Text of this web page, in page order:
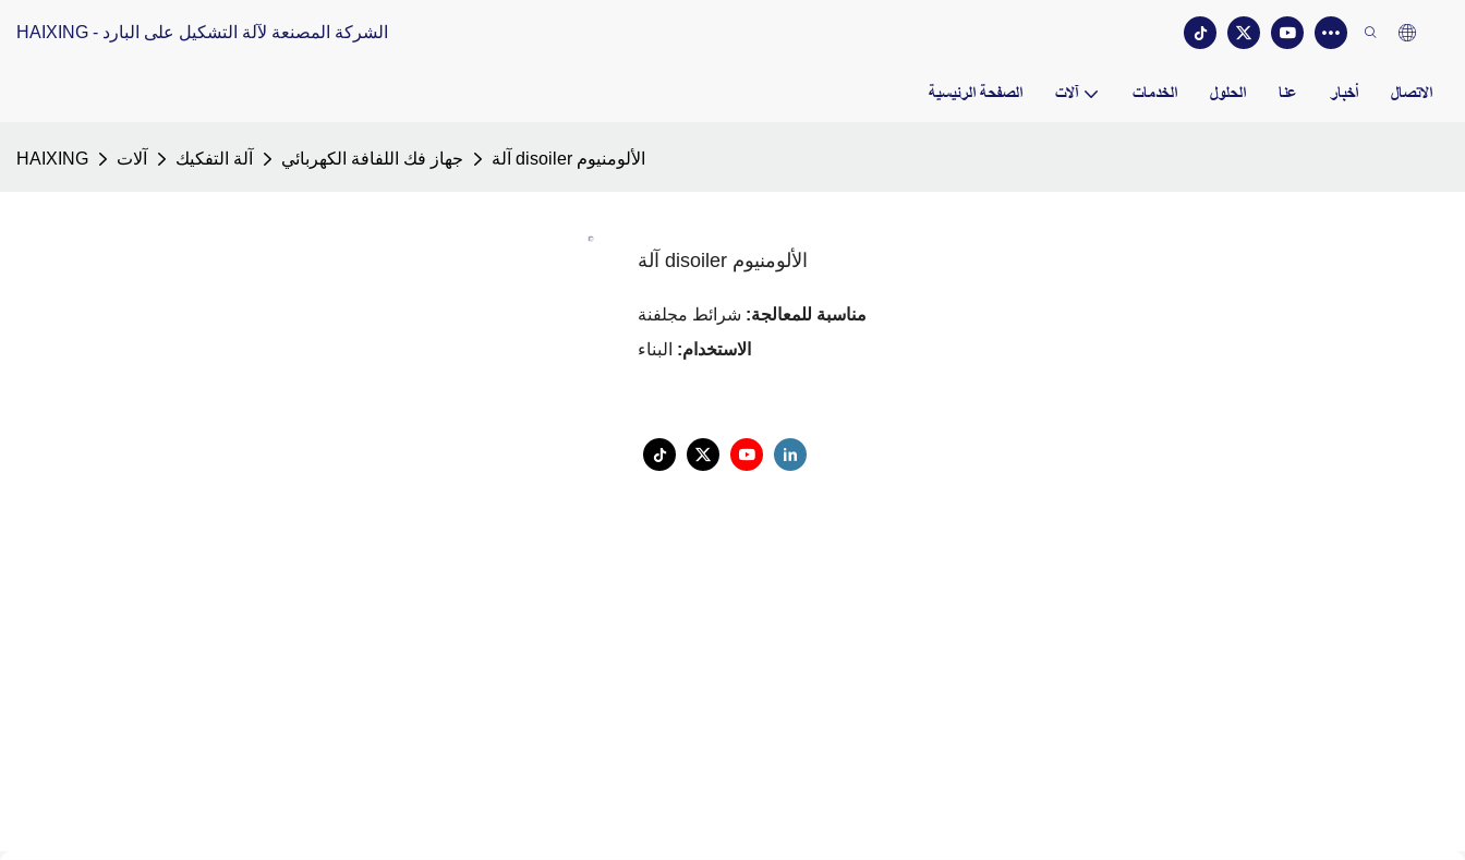
HAIXING - الشركة المصنعة لآلة التشكيل على البارد
الصفحة الرئيسية آلات الخدمات الحلول عنا أخبار الاتصال
HAIXING آلات آلة التفكيك جهاز فك اللفافة الكهربائي آلة disoiler الألومنيوم
آلة disoiler الألومنيوم
مناسبة للمعالجة: شرائط مجلفنة
الاستخدام: البناء